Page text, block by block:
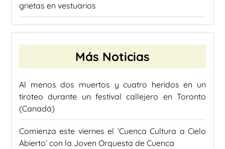
grietas en vestuarios
Más Noticias
Al menos dos muertos y cuatro heridos en un
tiroteo durante un festival callejero en Toronto
(Canadá)
Comienza este viernes el ‘Cuenca Cultura a Cielo
Abierto’ con la Joven Orquesta de Cuenca